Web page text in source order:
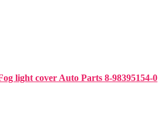
light cover Auto Parts 8-98395154-0